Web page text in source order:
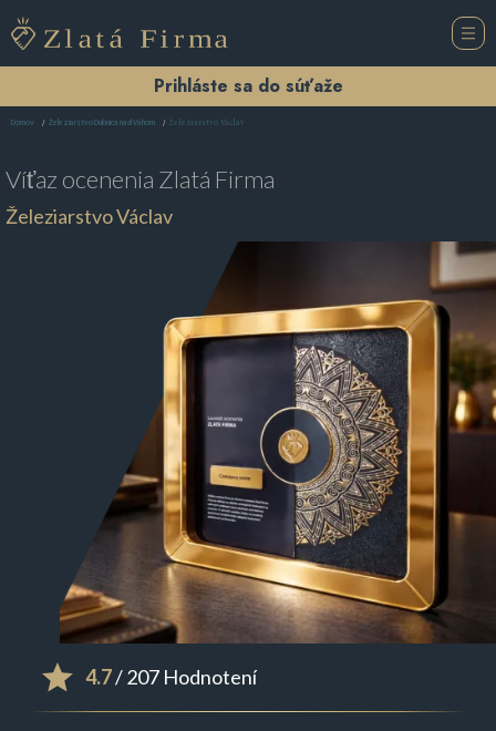
Prihláste sa do súťaže
Domov Železiarstvo Dubnica nad Váhom Železiarstvo Václav
Víťaz ocenenia Zlatá Firma
Železiarstvo Václav
4.7/ 207 Hodnotení